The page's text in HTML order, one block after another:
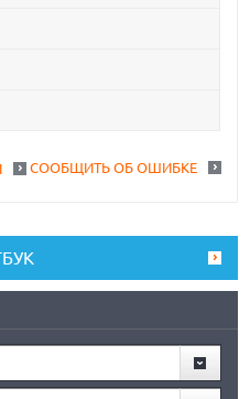
СООБЩИТЬ ОБ ОШИБКЕ